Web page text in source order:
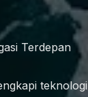
Terdepan